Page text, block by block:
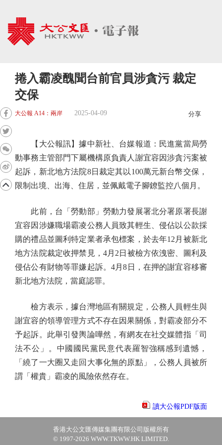
捲入霸凌醜聞台前官員涉貪污 裁定
交保
大公報 A14：兩岸 2025-04-09 分享
【大公報訊】據中新社、台媒報道：民進黨當局勞
動事務主管部門下屬機構原負責人謝宜容因涉貪污案被
起訴，新北地方法院8日裁定其以100萬元新台幣交保，
限制出境、出海、住居，並佩戴電子腳鐐監控八個月。
此前，台「勞動部」勞動力發展署北分署原署長謝
宜容因涉嫌職場霸凌公務人員致其輕生、侵佔以公款採
購的禮品並圖利特定業者承包標案，於去年12月被新北
地方法院裁定收押禁見，4月2日被檢方依洩密、圖利及
侵佔公有財物等罪嫌起訴。4月8日，在押的謝宜容移審
新北地方法院，當庭認罪。
檢方表示，據台灣地區有關規定，公務人員輕生與
謝宜容的領導管理方式不存在因果關係，對霸凌部分不
予起訴。此舉引發輿論嘩然，有網友在社交媒體指「司
法不公」。中國國民黨民意代表羅智強稱感到遺憾，
「繞了一大圈又走回大事化無的原點」，公務人員被所
謂「權貴」霸凌的風險依然存在。
讀大公報PDF版面
香港大公文匯傳媒集團有限公司版權所有
© 1997-2026 WWW.TKWW.HK LIMITED.